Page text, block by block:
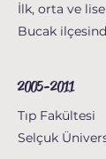
İlk, orta ve
Bucak
2005-2011
Tıp Fakültesi
Selçuk